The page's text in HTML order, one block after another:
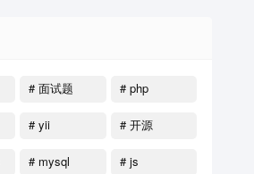
# 面试题 # php
# yii # 开源
# mysql # js